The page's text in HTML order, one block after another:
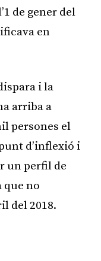
de gener del
en
i la
arriba a
persones el
d’inflexió i
un perfil de
que no
del 2018.